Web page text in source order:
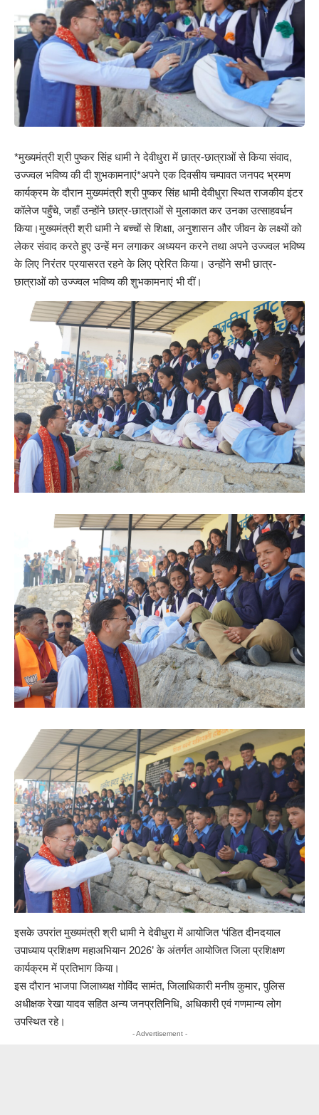
*मुख्यमंत्री श्री पुष्कर सिंह धामी ने देवीधुरा में छात्र-छात्राओं से किया संवाद,
उज्ज्वल भविष्य की दी शुभकामनाएं*अपने एक दिवसीय चम्पावत जनपद भ्रमण
कार्यक्रम के दौरान मुख्यमंत्री श्री पुष्कर सिंह धामी देवीधुरा स्थित राजकीय इंटर
कॉलेज पहुँचे, जहाँ उन्होंने छात्र-छात्राओं से मुलाकात कर उनका उत्साहवर्धन
किया।मुख्यमंत्री श्री धामी ने बच्चों से शिक्षा, अनुशासन और जीवन के लक्ष्यों को
लेकर संवाद करते हुए उन्हें मन लगाकर अध्ययन करने तथा अपने उज्ज्वल भविष्य
के लिए निरंतर प्रयासरत रहने के लिए प्रेरित किया। उन्होंने सभी छात्र-
छात्राओं को उज्ज्वल भविष्य की शुभकामनाएं भी दीं।
इसके उपरांत मुख्यमंत्री श्री धामी ने देवीधुरा में आयोजित ‘पंडित दीनदयाल
उपाध्याय प्रशिक्षण महाअभियान 2026’ के अंतर्गत आयोजित जिला प्रशिक्षण
कार्यक्रम में प्रतिभाग किया।
इस दौरान भाजपा जिलाध्यक्ष गोविंद सामंत, जिलाधिकारी मनीष कुमार, पुलिस
अधीक्षक रेखा यादव सहित अन्य जनप्रतिनिधि, अधिकारी एवं गणमान्य लोग
उपस्थित रहे।
- Advertisement -